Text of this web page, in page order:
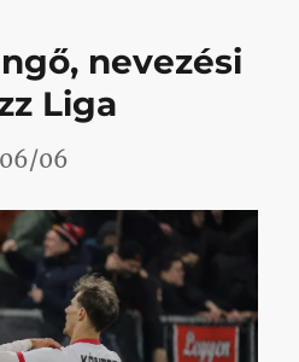
nevezési
Liga
06